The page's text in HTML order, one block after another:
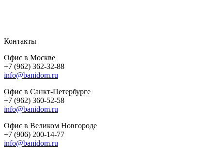
Контакты
Офис в Москве
+7 (962) 362-32-88
info@banidom.ru
Офис в Санкт-Петербурге
+7 (962) 360-52-58
info@banidom.ru
Офис в Великом Новгороде
+7 (906) 200-14-77
info@banidom.ru